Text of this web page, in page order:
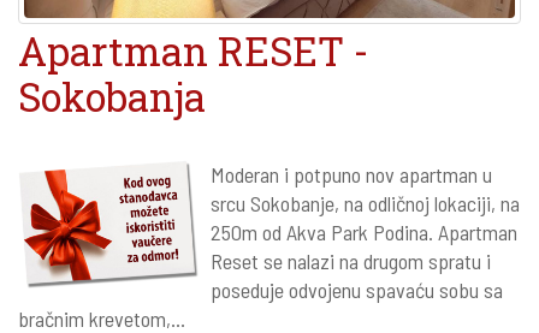
Apartman RESET -
Sokobanja
Moderan i potpuno nov apartman u
srcu Sokobanje, na odličnoj lokaciji, na
250m od Akva Park Podina. Apartman
Reset se nalazi na drugom spratu i
poseduje odvojenu spavaću sobu sa
bračnim krevetom,...